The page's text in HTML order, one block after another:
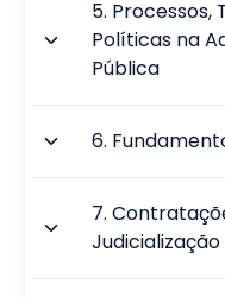
5. Processos,
Políticas na
Pública
6.
7.